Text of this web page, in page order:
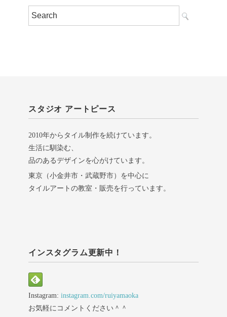
イ
スタジオ アートピース
2010年からタイル制作を続けています。
生活に馴染む、
品のあるデザインを心がけています。
東京（小金井市・武蔵野市）を中心に
タイルアートの教室・販売を行っています。
インスタグラム更新中！
Instagram: instagram.com/ruiyamaoka
お気軽にコメントください＾＾